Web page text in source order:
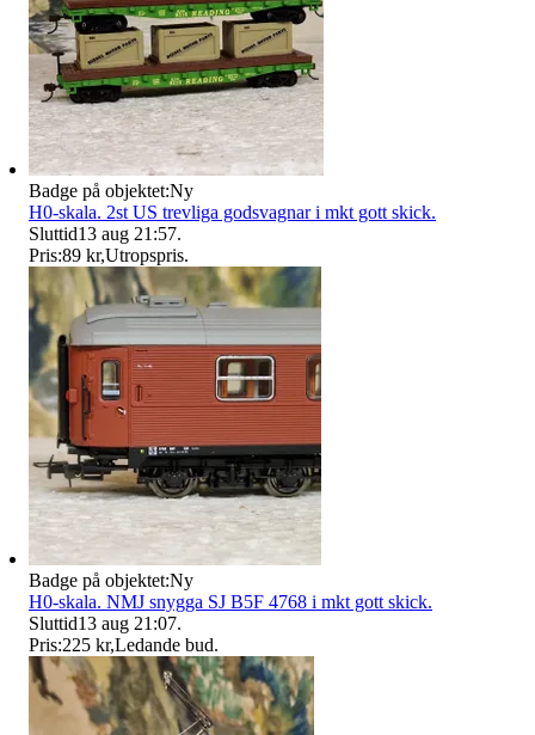
Badge på objektet:Ny
H0-skala. 2st US trevliga godsvagnar i mkt gott skick.
Sluttid13 aug 21:57.
Pris:89 kr,Utropspris.
Badge på objektet:Ny
H0-skala. NMJ snygga SJ B5F 4768 i mkt gott skick.
Sluttid13 aug 21:07.
Pris:225 kr,Ledande bud.